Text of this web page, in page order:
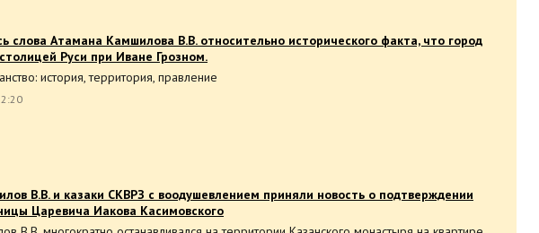
слова Атамана Камшилова В.В. относительно исторического факта, что город
Руси при Иване Грозном.
история, территория, правление
В.В. и казаки СКВРЗ с воодушевлением приняли новость о подтверждении
Царевича Иакова Касимовского